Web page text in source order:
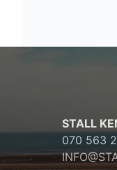
STALL
070 563